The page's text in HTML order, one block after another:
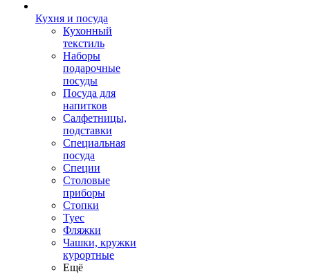
Кухня и посуда
Кухонный
текстиль
Наборы
подарочные
посуды
Посуда для
напитков
Салфетницы,
подставки
Специальная
посуда
Специи
Столовые
приборы
Стопки
Туес
Фляжки
Чашки, кружки
курортные
Ещё